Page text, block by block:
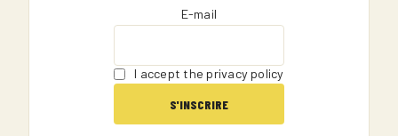
E-mail
I accept the privacy policy